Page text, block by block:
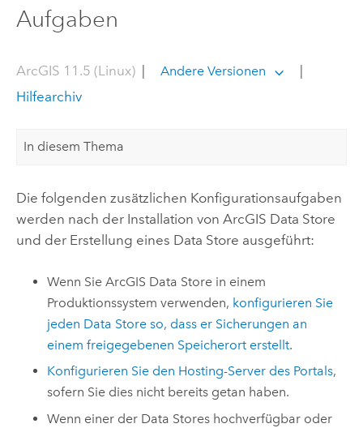
Aufgaben
ArcGIS 11.5 (Linux)| Andere Versionen
Hilfearchiv
In diesem Thema
Die folgenden zusätzlichen Konfigurationsaufgaben
werden nach der Installation von ArcGIS Data Store
und der Erstellung eines Data Store ausgeführt:
Wenn SieArcGIS Data Store in einem
Produktionssystem verwenden, konfigurieren Sie
jeden Data Store so, dass er Sicherungen an
einem freigegebenen Speicherort erstellt.
Konfigurieren Sie den Hosting-Server des Portals,
sofern Sie dies nicht bereits getan haben.
Wenn einer der Data Stores hochverfügbar oder